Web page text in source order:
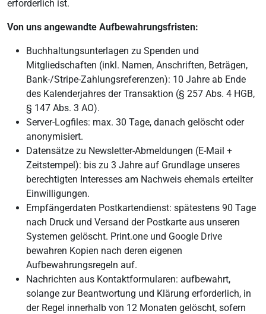
erforderlich ist.
Von uns angewandte Aufbewahrungsfristen:
Buchhaltungsunterlagen zu Spenden und
Mitgliedschaften (inkl. Namen, Anschriften, Beträgen,
Bank-/Stripe-Zahlungsreferenzen): 10 Jahre ab Ende
des Kalenderjahres der Transaktion (§ 257 Abs. 4 HGB,
§ 147 Abs. 3 AO).
Server-Logfiles: max. 30 Tage, danach gelöscht oder
anonymisiert.
Datensätze zu Newsletter-Abmeldungen (E-Mail +
Zeitstempel): bis zu 3 Jahre auf Grundlage unseres
berechtigten Interesses am Nachweis ehemals erteilter
Einwilligungen.
Empfängerdaten Postkartendienst: spätestens 90 Tage
nach Druck und Versand der Postkarte aus unseren
Systemen gelöscht. Print.one und Google Drive
bewahren Kopien nach deren eigenen
Aufbewahrungsregeln auf.
Nachrichten aus Kontaktformularen: aufbewahrt,
solange zur Beantwortung und Klärung erforderlich, in
der Regel innerhalb von 12 Monaten gelöscht, sofern